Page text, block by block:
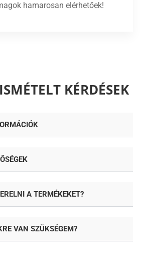
hamarosan elérhetőek!
KÉRDÉSEK
A TERMÉKEKET?
VAN SZÜKSÉGEM?